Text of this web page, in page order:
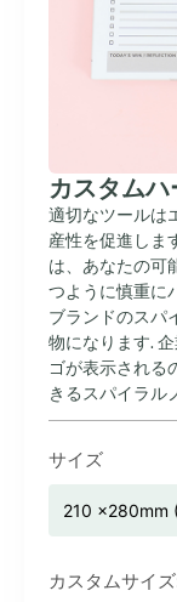
カスタム
適切なツールは
産性を促進しま
は、あなたの可
つように慎重に
ブランドのスパ
物になります.
ゴが表示される
きるスパイラル
サイズ
カスタムサイ